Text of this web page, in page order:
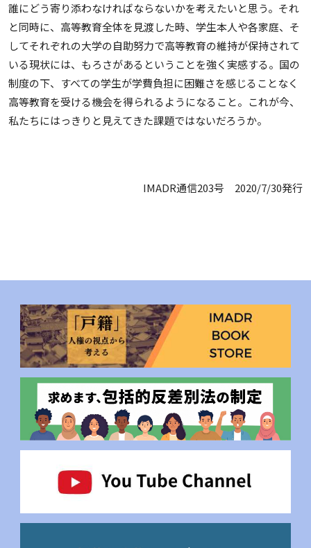
誰にどう寄り添わなければならないかを考えたいと思う。それ
と同時に、高等教育全体を見渡した時、学生本人や各家庭、そ
してそれぞれの大学の自助努力で高等教育の維持が保持されて
いる現状には、もろさがあるということを強く実感する。国の
制度の下、すべての学生が学費負担に困難さを感じることなく
高等教育を受ける機会を得られるようになること。これが今、
私たちにはっきりと見えてきた課題ではないだろうか。
IMADR通信203号 2020/7/30発行